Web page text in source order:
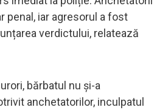
penal, iar agresorul a fost
verdictului, relatează
bărbatul nu și-a
anchetatorilor, inculpatul